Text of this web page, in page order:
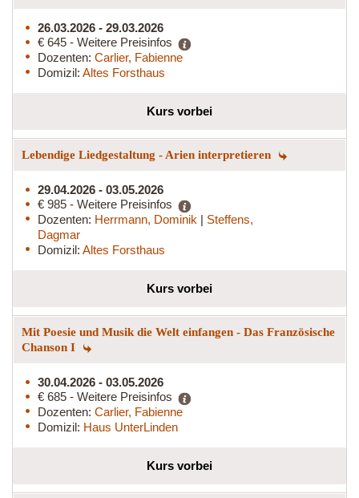
26.03.2026 - 29.03.2026
€ 645 - Weitere Preisinfos
Dozenten: Carlier, Fabienne
Domizil: Altes Forsthaus
Kurs vorbei
Lebendige Liedgestaltung - Arien interpretieren
29.04.2026 - 03.05.2026
€ 985 - Weitere Preisinfos
Dozenten: Herrmann, Dominik | Steffens,
Dagmar
Domizil: Altes Forsthaus
Kurs vorbei
Mit Poesie und Musik die Welt einfangen - Das Französische
Chanson I
30.04.2026 - 03.05.2026
€ 685 - Weitere Preisinfos
Dozenten: Carlier, Fabienne
Domizil: Haus UnterLinden
Kurs vorbei